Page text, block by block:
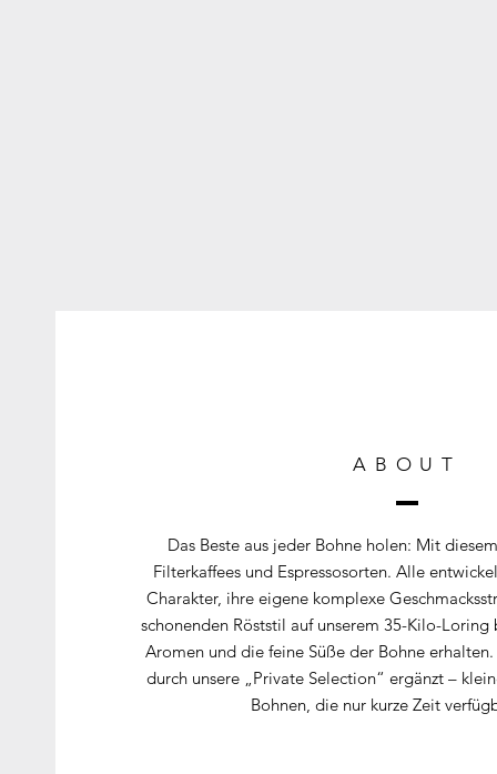
ABOUT
Das Beste aus jeder Bohne holen: Mit
Filterkaffees und Espressosorten. Alle
Charakter, ihre eigene komplexe
schonenden Röststil auf unserem 35-Kilo-
Aromen und die feine Süße der Bohne
durch unsere „Private Selection“ ergänzt –
Bohnen, die nur kurze Zeit